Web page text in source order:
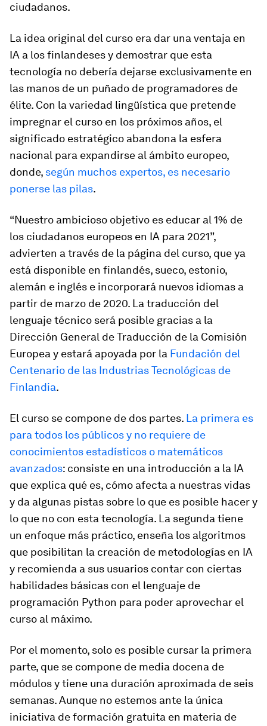
ciudadanos.
La idea original del curso era dar una ventaja en
IA a los finlandeses y demostrar que esta
tecnología no debería dejarse exclusivamente en
las manos de un puñado de programadores de
élite. Con la variedad lingüística que pretende
impregnar el curso en los próximos años, el
significado estratégico abandona la esfera
nacional para expandirse al ámbito europeo,
donde, según muchos expertos, es necesario
ponerse las pilas.
“Nuestro ambicioso objetivo es educar al 1% de
los ciudadanos europeos en IA para 2021”,
advierten a través de la página del curso, que ya
está disponible en finlandés, sueco, estonio,
alemán e inglés e incorporará nuevos idiomas a
partir de marzo de 2020. La traducción del
lenguaje técnico será posible gracias a la
Dirección General de Traducción de la Comisión
Europea y estará apoyada por la Fundación del
Centenario de las Industrias Tecnológicas de
Finlandia.
El curso se compone de dos partes. La primera es
para todos los públicos y no requiere de
conocimientos estadísticos o matemáticos
avanzados: consiste en una introducción a la IA
que explica qué es, cómo afecta a nuestras vidas
y da algunas pistas sobre lo que es posible hacer y
lo que no con esta tecnología. La segunda tiene
un enfoque más práctico, enseña los algoritmos
que posibilitan la creación de metodologías en IA
y recomienda a sus usuarios contar con ciertas
habilidades básicas con el lenguaje de
programación Python para poder aprovechar el
curso al máximo.
Por el momento, solo es posible cursar la primera
parte, que se compone de media docena de
módulos y tiene una duración aproximada de seis
semanas. Aunque no estemos ante la única
iniciativa de formación gratuita en materia de